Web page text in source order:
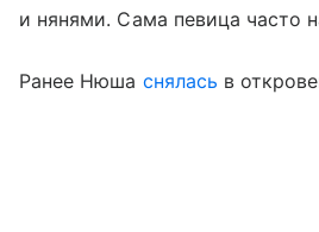
и нянями. Сама певица часто
Ранее Нюша снялась в